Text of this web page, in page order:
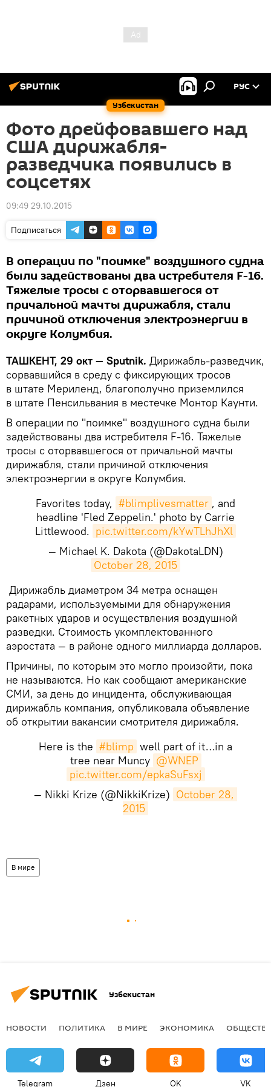
Узбекистан
РУС
Фото дрейфовавшего над
США дирижабля-
разведчика появились в
соцсетях
09:49 29.10.2015
Подписаться
В операции по "поимке" воздушного судна
были задействованы два истребителя F-16.
Тяжелые тросы с оторвавшегося от
причальной мачты дирижабля, стали
причиной отключения электроэнергии в
округе Колумбия.
ТАШКЕНТ, 29 окт — Sputnik. Дирижабль-разведчик,
сорвавшийся в среду с фиксирующих тросов
в штате Мериленд, благополучно приземлился
в штате Пенсильвания в местечке Монтор Каунти.
В операции по "поимке" воздушного судна были
задействованы два истребителя F-16. Тяжелые
тросы с оторвавшегося от причальной мачты
дирижабля, стали причиной отключения
электроэнергии в округе Колумбия.
Favorites today, #blimplivesmatter , and
headline 'Fled Zeppelin.' photo by Carrie
Littlewood. pic.twitter.com/kYwTLhJhXl
— Michael K. Dakota (@DakotaLDN)
October 28, 2015
Дирижабль диаметром 34 метра оснащен
радарами, используемыми для обнаружения
ракетных ударов и осуществления воздушной
разведки. Стоимость укомплектованного
аэростата — в районе одного миллиарда долларов.
Причины, по которым это могло произойти, пока
не называются. Но как сообщают американские
СМИ, за день до инцидента, обслуживающая
дирижабль компания, опубликовала объявление
об открытии вакансии смотрителя дирижабля.
Here is the #blimp well part of it…in a
tree near Muncy @WNEP
pic.twitter.com/epkaSuFsxj
— Nikki Krize (@NikkiKrize) October 28,
2015
В мире
Узбекистан
НОВОСТИ ПОЛИТИКА В МИРЕ ЭКОНОМИКА
Telegram Дзен OK VK